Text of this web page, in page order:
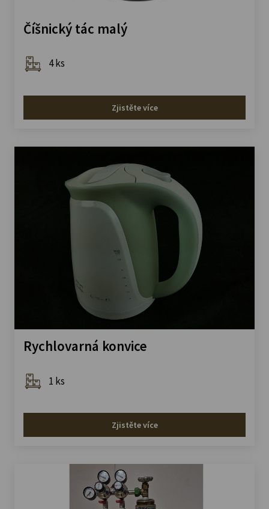
Číšnický tác malý
4 ks
Zjistěte více
Rychlovarná konvice
1 ks
Zjistěte více